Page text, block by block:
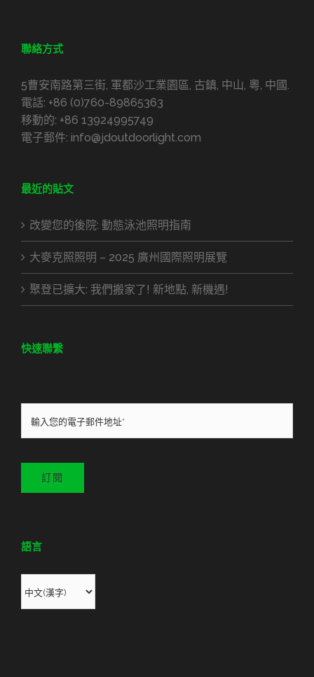
聯絡方式
5曹安南路第三街, 軍都沙工業園區, 古鎮, 中山, 粵, 中國.
電話: +86 (0)760-89865363
移動的: +86 13924995749
電子郵件: info@jdoutdoorlight.com
最近的貼文
改變您的後院: 動態泳池照明指南
大麥克照照明 – 2025 廣州國際照明展覽
聚登已擴大: 我們搬家了! 新地點, 新機遇!
快速聯繫
訂閱
語言